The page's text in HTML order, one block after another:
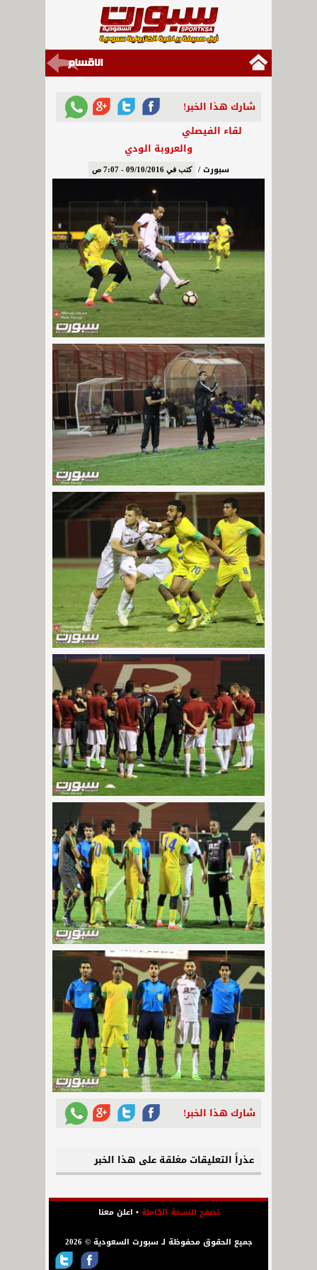
شارك هذا الخبر!
لقاء الفيصلي
والعروبة الودي
سبورت / كتب في 09/10/2016 - 7:07 ص
شارك هذا الخبر!
عذراً التعليقات مغلقة على هذا الخبر
تصفح النسخة الكاملة• اعلن معنا
جميع الحقوق محفوظة لـ سبورت السعودية © 2026